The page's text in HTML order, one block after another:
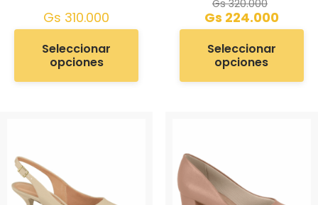
Gs 310.000
Seleccionar
opciones
Gs320.000
Gs 224.000
Seleccionar
opciones